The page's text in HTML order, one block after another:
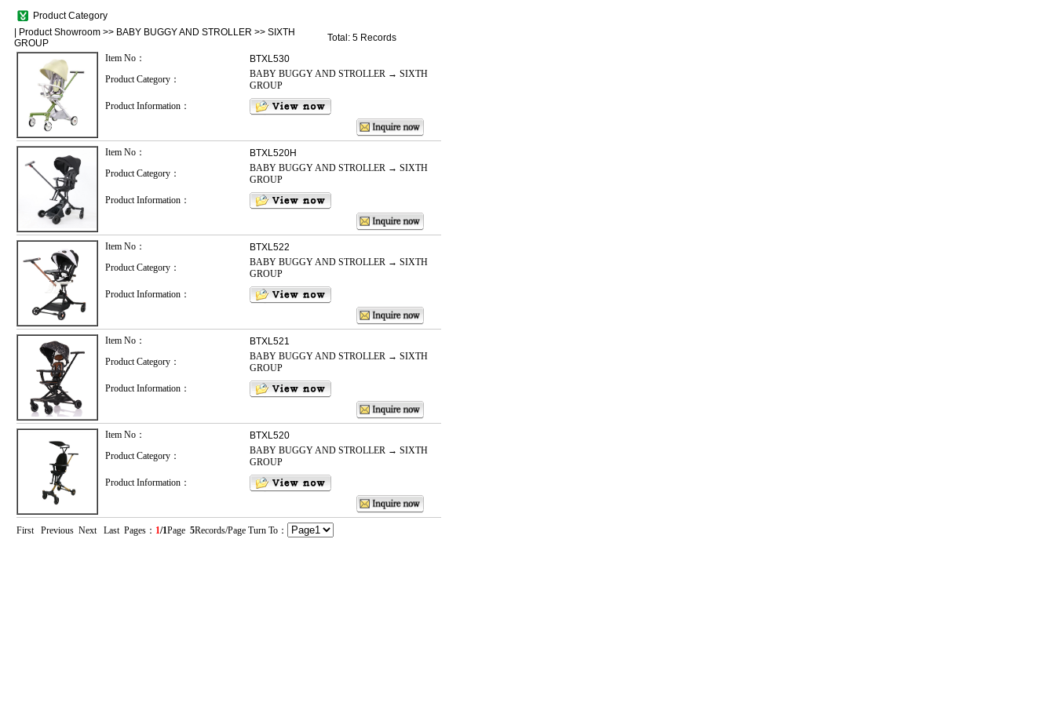
Product Category
Product Showroom >> BABY BUGGY AND STROLLER >> SIXTH
GROUP
Total: 5 Records
Item No：
BTXL530
Product Category：
BABY BUGGY AND STROLLER → SIXTH
GROUP
Product Information：
Item No：
BTXL520H
Product Category：
BABY BUGGY AND STROLLER → SIXTH
GROUP
Product Information：
Item No：
BTXL522
Product Category：
BABY BUGGY AND STROLLER → SIXTH
GROUP
Product Information：
Item No：
BTXL521
Product Category：
BABY BUGGY AND STROLLER → SIXTH
GROUP
Product Information：
Item No：
BTXL520
Product Category：
BABY BUGGY AND STROLLER → SIXTH
GROUP
Product Information：
First Previous Next Last Pages： 1/1Page 5Records/Page Turn To：